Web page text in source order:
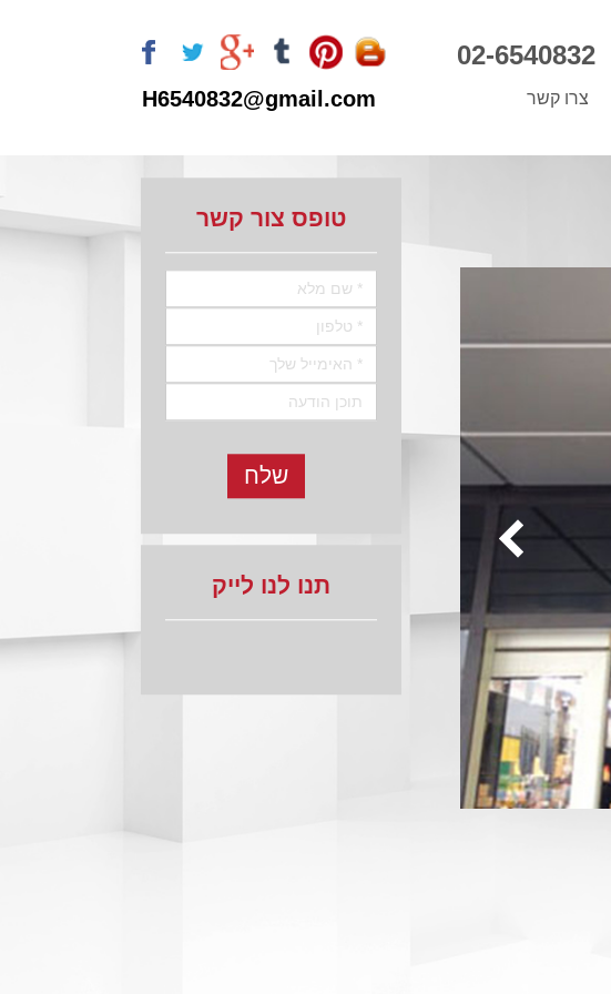
צרו קשר
02-6540832
H6540832@gmail.com
טופס צור קשר
תנו לנו לייק